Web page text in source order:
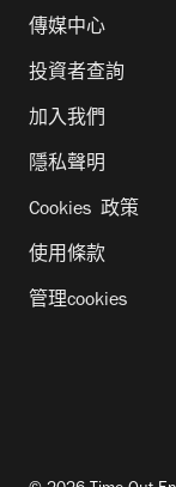
傳媒中心
投資者查詢
加入我們
隱私聲明
Cookies 政策
使用條款
管理cookies